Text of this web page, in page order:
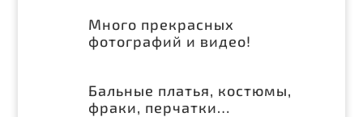
Много прекрасных
фотографий и видео!
Бальные платья, костюмы,
фраки, перчатки…